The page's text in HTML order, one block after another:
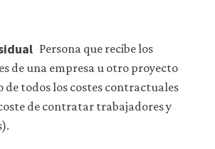
Persona que recibe los
de una empresa u otro proyecto
de todos los costes contractuales
de contratar trabajadores y
impuesto
los